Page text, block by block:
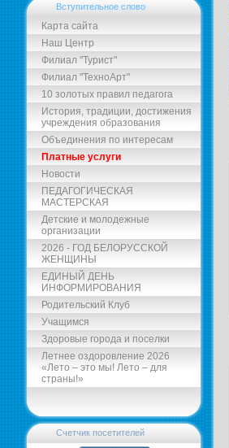
Вступительное слово
Карта сайта
Наш Центр
Филиал "Турист"
Филиал "ТехноАрт"
10 золотых правил педагога
История, традиции, достижения
учреждения образования
Объединения по интересам
Платные услуги
Новости
ПЕДАГОГИЧЕСКАЯ
МАСТЕРСКАЯ
Детские и молодежные
организации
2026 - ГОД БЕЛОРУССКОЙ
ЖЕНЩИНЫ
ЕДИНЫЙ ДЕНЬ
ИНФОРМИРОВАНИЯ
Родительский Клуб
Учащимся
Здоровые города и поселки
Летнее оздоровление 2026
«Лето – это мы! Лето – для
страны!»
Счетчик посетителей